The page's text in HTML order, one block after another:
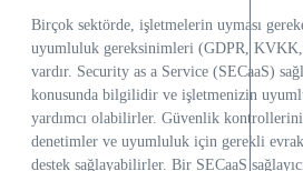
Birçok sektörde, işletmelerin uyması
uyumluluk gereksinimleri (GDPR,
vardır. Security as a Service (SECaaS)
konusunda bilgilidir ve işletmenizin
yardımcı olabilirler. Güvenlik
denetimler ve uyumluluk için gerekli
destek sağlayabilirler. Bir SECaaS